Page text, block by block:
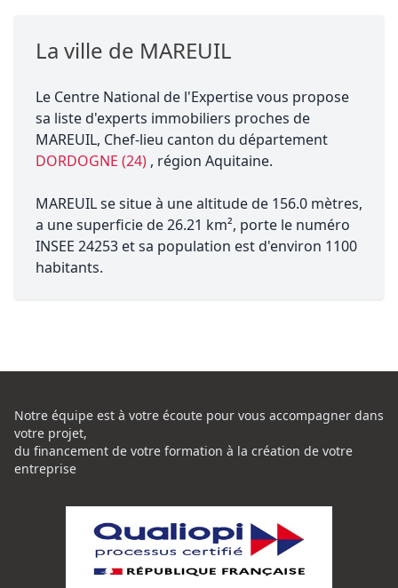
La ville de MAREUIL
Le Centre National de l'Expertise vous propose
sa liste d'experts immobiliers proches de
MAREUIL, Chef-lieu canton du département
DORDOGNE (24) , région Aquitaine.
MAREUIL se situe à une altitude de 156.0 mètres,
a une superficie de 26.21 km², porte le numéro
INSEE 24253 et sa population est d'environ 1100
habitants.
Notre équipe est à votre écoute pour vous accompagner dans
votre projet,
du financement de votre formation à la création de votre
entreprise